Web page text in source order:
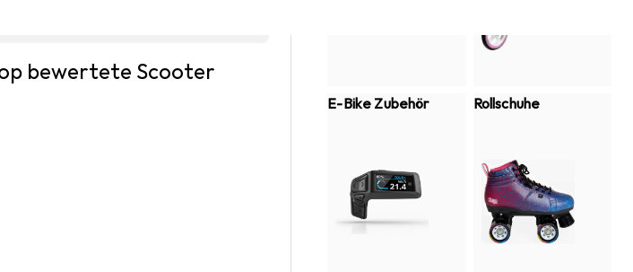
bewertete Scooter
E-Bike Zubehör Rollschuhe